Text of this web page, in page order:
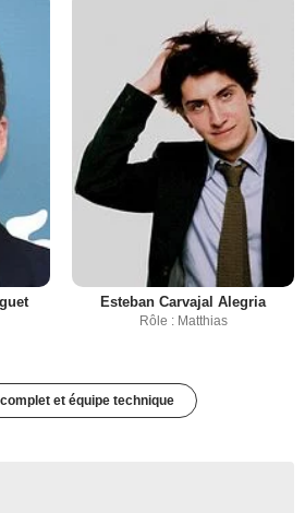
Esteban Carvajal Alegria
Rôle : Matthias
et équipe technique